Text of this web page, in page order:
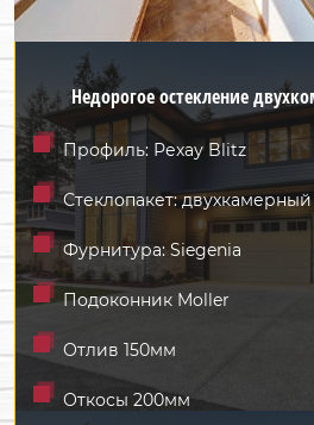
Недорогое остекление
Профиль: Рехау Blitz
Стеклопакет:
Фурнитура: Siegenia
Подоконник Moller
Отлив 150мм
Откосы 200мм